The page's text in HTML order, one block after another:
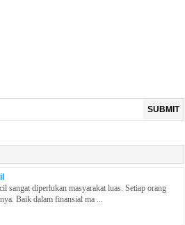
SUBMIT
sangat diperlukan masyarakat luas. Setiap orang
Baik dalam finansial ma ...